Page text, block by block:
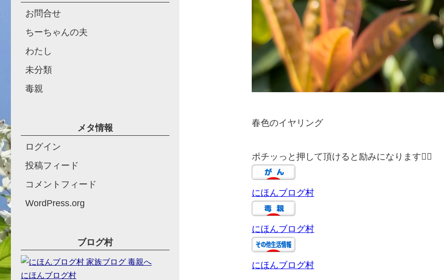
春色のイヤリング
ポチッっと押して頂けると励みになります🙇‍♀️
にほんブログ村
にほんブログ村
にほんブログ村
お問合せ
ちーちゃんの夫
わたし
未分類
毒親
メタ情報
ログイン
投稿フィード
コメントフィード
WordPress.org
ブログ村
にほんブログ村